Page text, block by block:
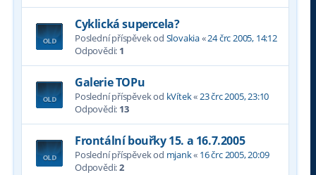
Cyklická supercela?
Poslední příspěvek od Slovakia«24 črc 2005, 14:12
Odpovědi: 1
Galerie TOPu
Poslední příspěvek od kVítek«23 črc 2005, 23:10
Odpovědi: 13
Frontální bouřky 15. a 16.7.2005
Poslední příspěvek od mjank« 16 črc 2005, 20:09
Odpovědi:2